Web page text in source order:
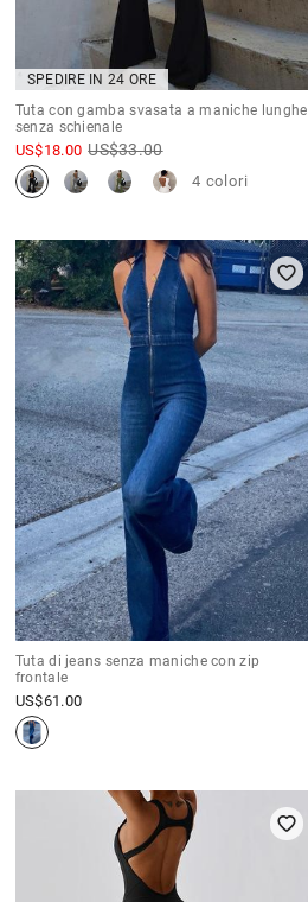
SPEDIRE IN 24 ORE
Tuta con gamba svasata a maniche lunghe
senza schienale
US$18.00 US$33.00
4 colori
Tuta di jeans senza maniche con zip
frontale
US$61.00